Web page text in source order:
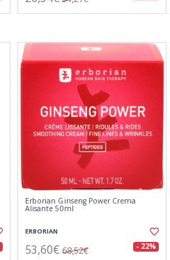
Erborian Ginseng Power Crema
Alisante 50ml
ERBORIAN
53,60€ 68,52€ - 22%